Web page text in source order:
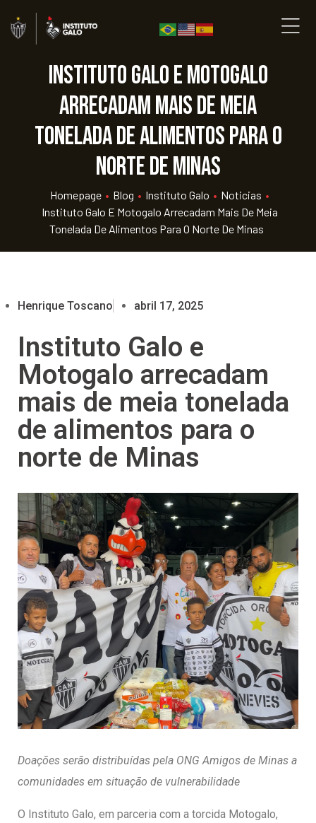
Instituto Galo e Motogalo
arrecadam mais de meia
tonelada de alimentos para o
norte de Minas
Homepage • Blog • Instituto Galo • Noticias •
Instituto Galo E Motogalo Arrecadam Mais De Meia
Tonelada De Alimentos Para O Norte De Minas
Henrique Toscano abril 17, 2025
Instituto Galo e
Motogalo arrecadam
mais de meia tonelada
de alimentos para o
norte de Minas
Doações serão distribuídas pela ONG Amigos de Minas a
comunidades em situação de vulnerabilidade
O Instituto Galo, em parceria com a torcida Motogalo,